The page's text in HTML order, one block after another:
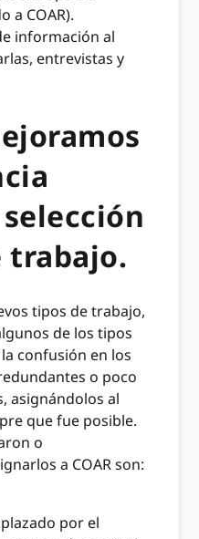
a COAR).
información al
entrevistas y
trabajo.
tipos de trabajo,
de los tipos
confusión en los
o poco
asignándolos al
que fue posible.
o
a COAR son:
por el